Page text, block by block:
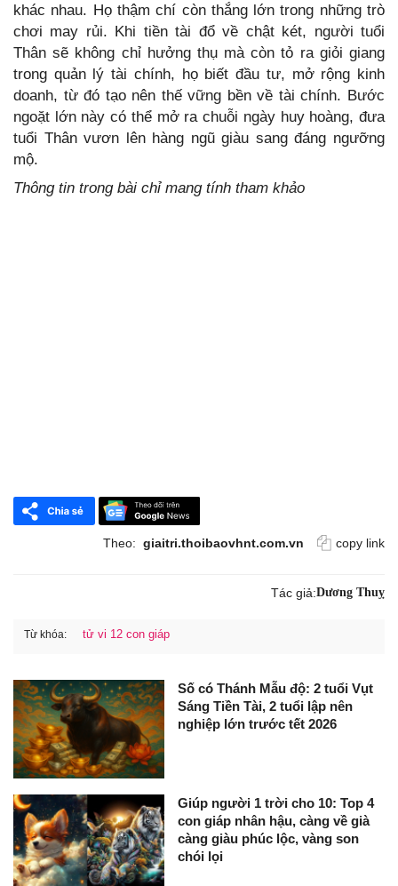
khác nhau. Họ thậm chí còn thắng lớn trong những trò
chơi may rủi. Khi tiền tài đổ về chật két, người tuổi
Thân sẽ không chỉ hưởng thụ mà còn tỏ ra giỏi giang
trong quản lý tài chính, họ biết đầu tư, mở rộng kinh
doanh, từ đó tạo nên thế vững bền về tài chính. Bước
ngoặt lớn này có thể mở ra chuỗi ngày huy hoàng, đưa
tuổi Thân vươn lên hàng ngũ giàu sang đáng ngưỡng
mộ.
Thông tin trong bài chỉ mang tính tham khảo
Theo: giaitri.thoibaovhnt.com.vn copy link
Tác giả:Dương Thuỵ
Từ khóa: tử vi 12 con giáp
Số có Thánh Mẫu độ: 2 tuổi Vụt
Sáng Tiền Tài, 2 tuổi lập nên
nghiệp lớn trước tết 2026
Giúp người 1 trời cho 10: Top 4
con giáp nhân hậu, càng về già
càng giàu phúc lộc, vàng son
chói lọi